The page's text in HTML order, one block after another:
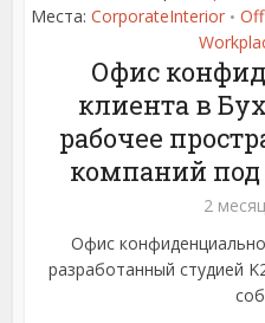
Места: CorporateInterior •
Офис
клиента в
рабочее
компаний
2
Офис
разработанный студией